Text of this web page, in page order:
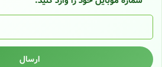
ارسال